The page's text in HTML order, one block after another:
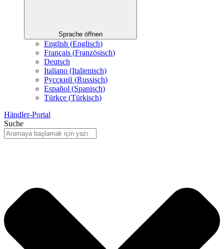
Sprache öffnen
English (Englisch)
Français (Französisch)
Deutsch
Italiano (Italienisch)
Русский (Russisch)
Español (Spanisch)
Türkçe (Türkisch)
Händler-Portal
Suche